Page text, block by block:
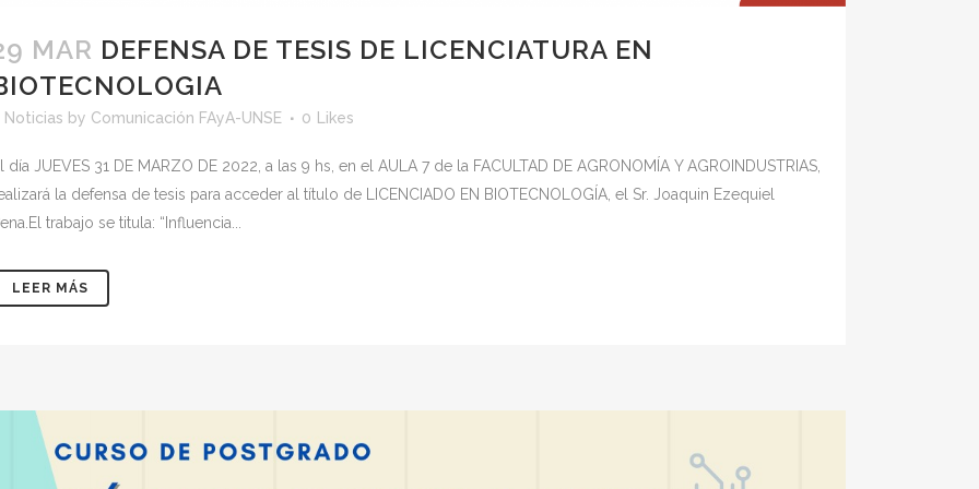
MAR DEFENSA DE TESIS DE LICENCIATURA EN
Noticias by Comunicación FAyA-UNSE 0 Likes
día JUEVES 31 DE MARZO DE 2022, a las 9 hs, en el AULA 7 de la FACULTAD DE AGRONOMÍA Y AGROINDUSTRIAS,
la defensa de tesis para acceder al título de LICENCIADO EN BIOTECNOLOGÍA, el Sr. Joaquin Ezequiel
trabajo se titula: “Influencia...
LEER MÁS